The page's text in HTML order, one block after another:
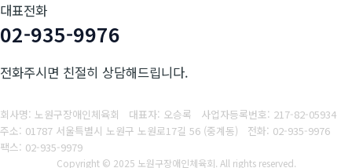
대표전화
02-935-9976
전화주시면 친절히 상담해드립니다.
회사명: 노원구장애인체육회 대표자: 오승록 사업자등록번호: 217-82-05934
주소: 01787 서울특별시 노원구 노원로17길 56 (중계동) 전화: 02-935-9976
팩스: 02-935-9979
Copyright © 2025 노원구장애인체육회. All rights reserved.